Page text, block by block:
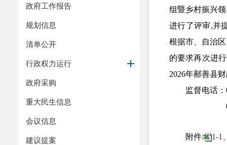
政府工作报告
规划信息
清单公开
行政权力运行
政府采购
重大民生信息
会议信息
建议提案
组暨乡村振兴
进行了评审,并
根据市、自治
的要求再次进
2026年鄯善县
监督电话：
附件: 1-1